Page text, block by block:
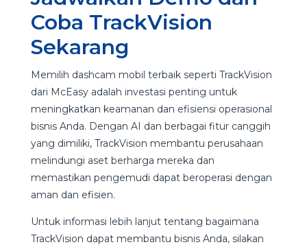
Coba TrackVision
Sekarang
Memilih dashcam mobil terbaik seperti TrackVision
dari McEasy adalah investasi penting untuk
meningkatkan keamanan dan efisiensi operasional
bisnis Anda. Dengan AI dan berbagai fitur canggih
yang dimiliki, TrackVision membantu perusahaan
melindungi aset berharga mereka dan
memastikan pengemudi dapat beroperasi dengan
aman dan efisien.
Untuk informasi lebih lanjut tentang bagaimana
TrackVision dapat membantu bisnis Anda, silakan